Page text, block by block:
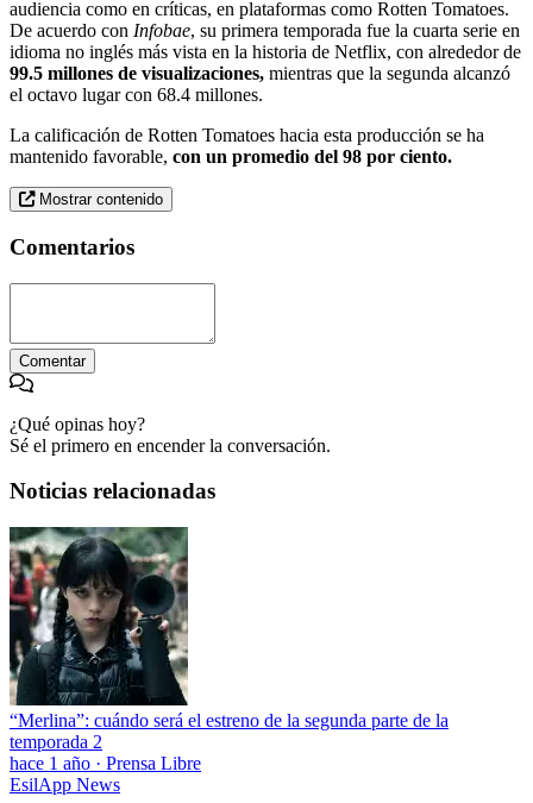
audiencia como en críticas, en plataformas como Rotten Tomatoes.
De acuerdo con Infobae, su primera temporada fue la cuarta serie en
idioma no inglés más vista en la historia de Netflix, con alrededor de
99.5 millones de visualizaciones, mientras que la segunda alcanzó
el octavo lugar con 68.4 millones.
La calificación de Rotten Tomatoes hacia esta producción se ha
mantenido favorable, con un promedio del 98 por ciento.
Mostrar contenido
Comentarios
Comentar
¿Qué opinas hoy?
Sé el primero en encender la conversación.
Noticias relacionadas
“Merlina”: cuándo será el estreno de la segunda parte de la
temporada 2
hace 1 año · Prensa Libre
EsilApp News